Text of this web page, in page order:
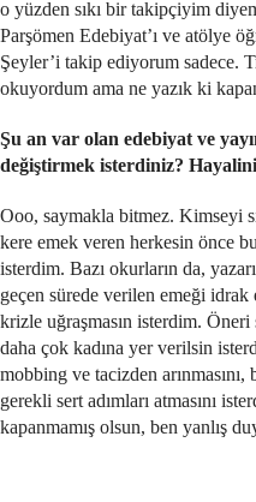
o yüzden sıkı bir takipçiyim
Parşömen Edebiyat’ı ve atölye
Şeyler’i takip ediyorum sadece.
okuyordum ama ne yazık ki
Şu an var olan edebiyat ve
değiştirmek isterdiniz?
Ooo, saymakla bitmez. Kimseyi
kere emek veren herkesin önce
isterdim. Bazı okurların da,
geçen sürede verilen emeği
krizle uğraşmasın isterdim. Öneri
daha çok kadına yer verilsin
mobbing ve tacizden
gerekli sert adımları atmasını
kapanmamış olsun, ben yanlış